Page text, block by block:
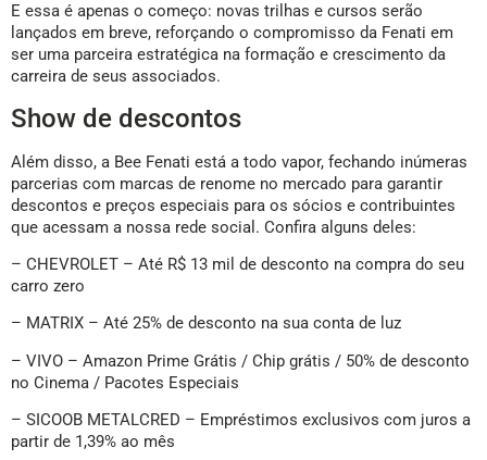
E essa é apenas o começo: novas trilhas e cursos serão
lançados em breve, reforçando o compromisso da Fenati em
ser uma parceira estratégica na formação e crescimento da
carreira de seus associados.
Show de descontos
Além disso, a Bee Fenati está a todo vapor, fechando inúmeras
parcerias com marcas de renome no mercado para garantir
descontos e preços especiais para os sócios e contribuintes
que acessam a nossa rede social. Confira alguns deles:
– CHEVROLET – Até R$ 13 mil de desconto na compra do seu
carro zero
– MATRIX – Até 25% de desconto na sua conta de luz
– VIVO – Amazon Prime Grátis / Chip grátis / 50% de desconto
no Cinema / Pacotes Especiais
– SICOOB METALCRED – Empréstimos exclusivos com juros a
partir de 1,39% ao mês